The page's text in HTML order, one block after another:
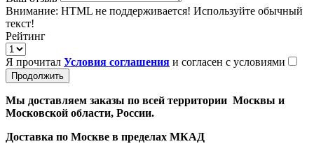
Внимание: HTML не поддерживается! Используйте обычный
текст!
Рейтинг
Я прочитал Условия соглашения и согласен с условиями
Продолжить
Мы доставляем заказы по всей территории Москвы и
Московской области, России.
Доставка по Москве в пределах МКАД